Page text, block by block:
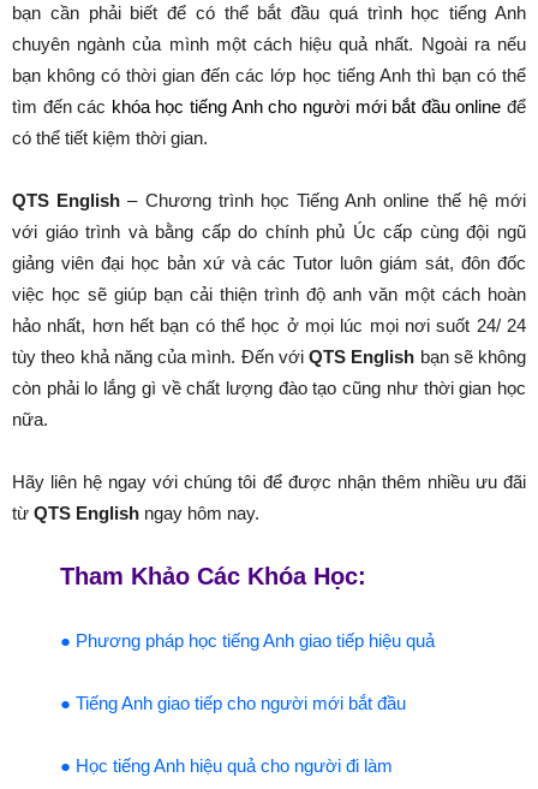
bạn cần phải biết để có thể bắt đầu quá trình học tiếng Anh
chuyên ngành của mình một cách hiệu quả nhất. Ngoài ra nếu
bạn không có thời gian đến các lớp học tiếng Anh thì bạn có thể
tìm đến các khóa học tiếng Anh cho người mới bắt đầu online để
có thể tiết kiệm thời gian.
QTS English – Chương trình học Tiếng Anh online thế hệ mới
với giáo trình và bằng cấp do chính phủ Úc cấp cùng đội ngũ
giảng viên đại học bản xứ và các Tutor luôn giám sát, đôn đốc
việc học sẽ giúp bạn cải thiện trình độ anh văn một cách hoàn
hảo nhất, hơn hết bạn có thể học ở mọi lúc mọi nơi suốt 24/ 24
tùy theo khả năng của mình. Đến với QTS English bạn sẽ không
còn phải lo lắng gì về chất lượng đào tạo cũng như thời gian học
nữa.
Hãy liên hệ ngay với chúng tôi để được nhận thêm nhiều ưu đãi
từ QTS English ngay hôm nay.
Tham Khảo Các Khóa Học:
● Phương pháp học tiếng Anh giao tiếp hiệu quả
● Tiếng Anh giao tiếp cho người mới bắt đầu
● Học tiếng Anh hiệu quả cho người đi làm